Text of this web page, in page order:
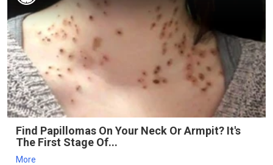
Find Papillomas On Your Neck Or Armpit? It's
The First Stage Of...
More